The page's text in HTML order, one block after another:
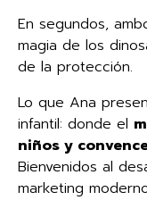
En segundos,
magia de los
de la protección.
Lo que Ana
infantil: donde el
niños y
Bienvenidos al
marketing